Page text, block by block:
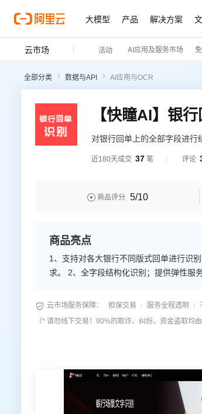
大模型 产品 解决方案
云市场 活动 AI应用及服务市场
全部分类 数据与API AI应用与OCR
对银行回单上的全部字段进行
近180天成交 37 笔 评论
 商品评分 5/10
商品亮点
1、支持对各大银行不同版式回单进行识
求。 2、全字段结构化识别；提供弹性服
 云市场服务保障： 担保交易 服务全程透明
（* 请勿线下交易！90%的欺诈、纠纷、资金盗取均